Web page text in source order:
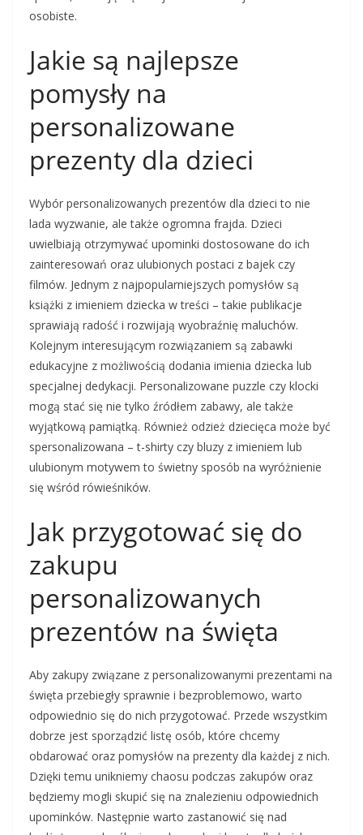
osobiste.
Jakie są najlepsze
pomysły na
personalizowane
prezenty dla dzieci
Wybór personalizowanych prezentów dla dzieci to nie
lada wyzwanie, ale także ogromna frajda. Dzieci
uwielbiają otrzymywać upominki dostosowane do ich
zainteresowań oraz ulubionych postaci z bajek czy
filmów. Jednym z najpopularniejszych pomysłów są
książki z imieniem dziecka w treści – takie publikacje
sprawiają radość i rozwijają wyobraźnię maluchów.
Kolejnym interesującym rozwiązaniem są zabawki
edukacyjne z możliwością dodania imienia dziecka lub
specjalnej dedykacji. Personalizowane puzzle czy klocki
mogą stać się nie tylko źródłem zabawy, ale także
wyjątkową pamiątką. Również odzież dziecięca może być
spersonalizowana – t-shirty czy bluzy z imieniem lub
ulubionym motywem to świetny sposób na wyróżnienie
się wśród rówieśników.
Jak przygotować się do
zakupu
personalizowanych
prezentów na święta
Aby zakupy związane z personalizowanymi prezentami na
święta przebiegły sprawnie i bezproblemowo, warto
odpowiednio się do nich przygotować. Przede wszystkim
dobrze jest sporządzić listę osób, które chcemy
obdarować oraz pomysłów na prezenty dla każdej z nich.
Dzięki temu unikniemy chaosu podczas zakupów oraz
będziemy mogli skupić się na znalezieniu odpowiednich
upominków. Następnie warto zastanowić się nad